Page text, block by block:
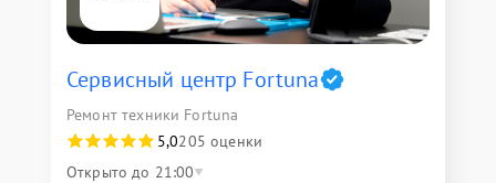
Сервисный центр Fortuna
Ремонт техники Fortuna
5,0205 оценки
Открыто до 21:00